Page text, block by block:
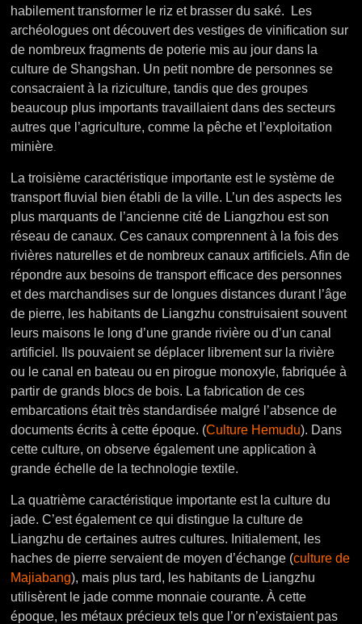
habilement transformer le riz et brasser du saké.
Les
archéologues ont découvert des vestiges de vinification sur
de nombreux fragments de poterie mis au jour dans la
culture de Shangshan. Un petit nombre de personnes se
consacraient à la riziculture, tandis que des groupes
beaucoup plus importants travaillaient dans des secteurs
autres que l’agriculture, comme la pêche et l’exploitation
minière
La troisième caractéristique importante est le système de
transport fluvial bien établi de la ville. L’un des aspects les
plus marquants de l’ancienne cité de Liangzhou est son
réseau de canaux. Ces canaux comprennent à la fois des
rivières naturelles et de nombreux canaux artificiels. Afin de
répondre aux besoins de transport efficace des personnes
et des marchandises sur de longues distances durant l’âge
de pierre, les habitants de Liangzhu construisaient souvent
leurs maisons le long d’une grande rivière ou d’un canal
artificiel. Ils pouvaient se déplacer librement sur la rivière
ou le canal en bateau ou en pirogue monoxyle, fabriquée à
partir de grands blocs de bois. La fabrication de ces
embarcations était très standardisée malgré l’absence de
documents écrits à cette époque. (Culture Hemudu). Dans
cette culture, on observe également une application à
grande échelle de la technologie textile.
La quatrième caractéristique importante est la culture du
jade. C’est également ce qui distingue la culture de
Liangzhu de certaines autres cultures. Initialement, les
haches de pierre servaient de moyen d’échange (culture de
Majiabang), mais plus tard, les habitants de Liangzhu
utilisèrent le jade comme monnaie courante. À cette
époque, les métaux précieux tels que l’or n’existaient pas